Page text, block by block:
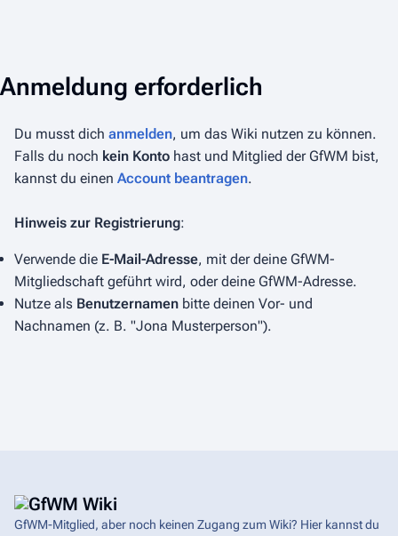
Anmeldung erforderlich
Du musst dich anmelden, um das Wiki nutzen zu können.
Falls du noch kein Konto hast und Mitglied der GfWM bist,
kannst du einen Account beantragen.
Hinweis zur Registrierung:
Verwende die E-Mail-Adresse, mit der deine GfWM-
Mitgliedschaft geführt wird, oder deine GfWM-Adresse.
Nutze als Benutzernamen bitte deinen Vor- und
Nachnamen (z. B. "Jona Musterperson").
GfWM-Mitglied, aber noch keinen Zugang zum Wiki? Hier kannst du